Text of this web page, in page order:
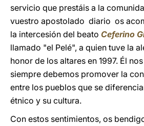
servicio que prestáis a la
vuestro apostolado diario os
la intercesión del beato Ceferino
llamado "el Pelé", a quien tuve la
honor de los altares en 1997. Él
siempre debemos promover la
entre los pueblos que se
étnico y su cultura.
Con estos sentimientos, os